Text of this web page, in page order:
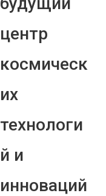
центр
космическ
их
технологи
й и
инноваций